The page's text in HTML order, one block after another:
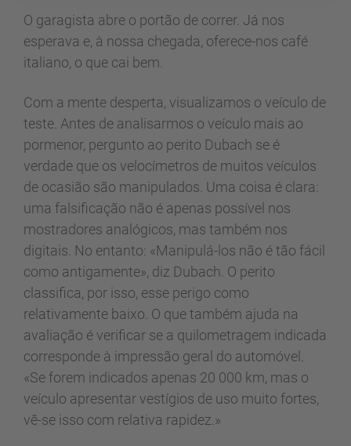
O garagista abre o portão de correr. Já nos
esperava e, à nossa chegada, oferece-nos café
italiano, o que cai bem.
Com a mente desperta, visualizamos o veículo de
teste. Antes de analisarmos o veículo mais ao
pormenor, pergunto ao perito Dubach se é
verdade que os velocímetros de muitos veículos
de ocasião são manipulados. Uma coisa é clara:
uma falsificação não é apenas possível nos
mostradores analógicos, mas também nos
digitais. No entanto: «Manipulá-los não é tão fácil
como antigamente», diz Dubach. O perito
classifica, por isso, esse perigo como
relativamente baixo. O que também ajuda na
avaliação é verificar se a quilometragem indicada
corresponde à impressão geral do automóvel.
«Se forem indicados apenas 20 000 km, mas o
veículo apresentar vestígios de uso muito fortes,
vê-se isso com relativa rapidez.»